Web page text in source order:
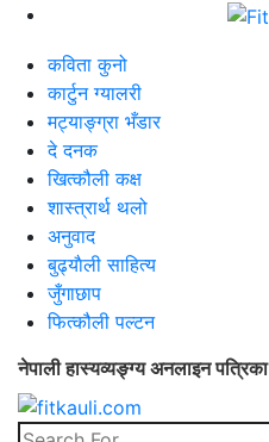
कविता कुनो
कार्टुन ग्यालरी
मट्याङ्ग्रा भँडार
दे दनक
खित्कौली कक्ष
शास्त्रार्थ थलो
अनुवाद
बुढ्याैली साहित्य
जुँगाछाप
फित्कौली पल्टन
नेपाली हास्यव्यङ्ग्य अनलाइन पत्रिका